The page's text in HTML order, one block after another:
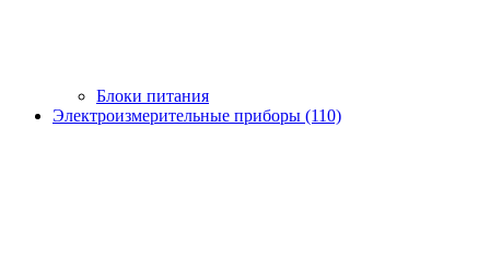
Блоки питания
Электроизмерительные приборы (110)